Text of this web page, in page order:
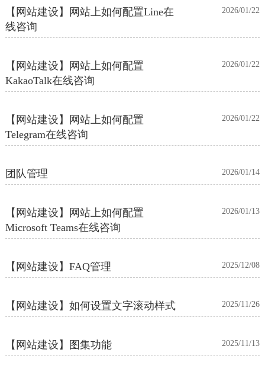
【网站建设】网站上如何配置Line在
线咨询
2026/01/22
【网站建设】网站上如何配置
KakaoTalk在线咨询
2026/01/22
【网站建设】网站上如何配置
Telegram在线咨询
2026/01/22
团队管理 2026/01/14
【网站建设】网站上如何配置
Microsoft Teams在线咨询
2026/01/13
【网站建设】FAQ管理 2025/12/08
【网站建设】如何设置文字滚动样式 2025/11/26
【网站建设】图集功能 2025/11/13